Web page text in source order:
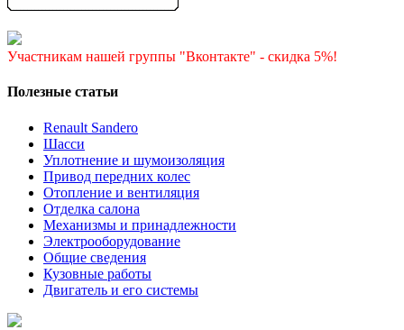
Участникам нашей группы "Вконтакте" - скидка 5%!
Полезные статьи
Renault Sandero
Шасси
Уплотнение и шумоизоляция
Привод передних колес
Отопление и вентиляция
Отделка салона
Механизмы и принадлежности
Электрооборудование
Общие сведения
Кузовные работы
Двигатель и его системы